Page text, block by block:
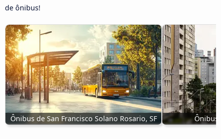
de ônibus!
Ônibus de San Francisco Solano Rosario, SF Ônibus